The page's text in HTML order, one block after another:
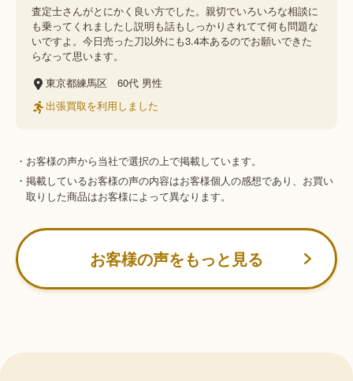
査定士さんがとにかく良い方でした。親切でいろいろな相談に
も乗ってくれましたし説明も話もしっかりされてて何も問題な
いですよ。今日売った刀以外にも3.4本あるのでお願いできた
らなって思います。
東京都練馬区
60代 男性
出張買取を利用しました
・お客様の声から当社で選択の上で掲載しています。
・掲載しているお客様の声の内容はお客様個人の感想であり、お買い
取りした商品はお客様によって異なります。
お客様の声をもっと見る